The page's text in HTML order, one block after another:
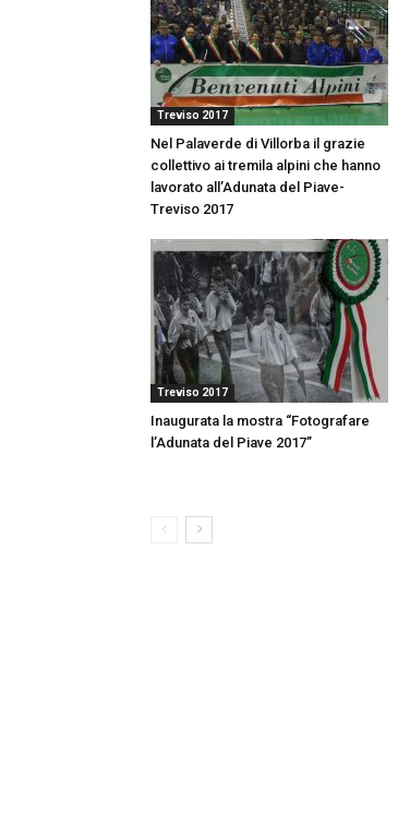
Treviso 2017
Nel Palaverde di Villorba il grazie
collettivo ai tremila alpini che hanno
lavorato all’Adunata del Piave-
Treviso 2017
Treviso 2017
Inaugurata la mostra “Fotografare
l’Adunata del Piave 2017”